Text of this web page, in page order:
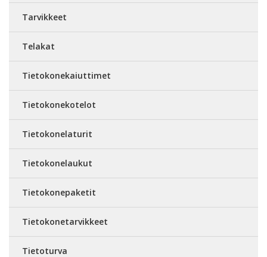
Tarvikkeet
Telakat
Tietokonekaiuttimet
Tietokonekotelot
Tietokonelaturit
Tietokonelaukut
Tietokonepaketit
Tietokonetarvikkeet
Tietoturva